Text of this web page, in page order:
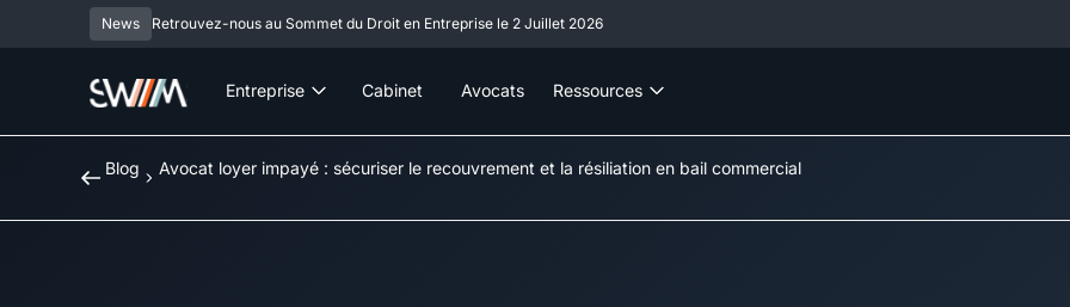
News Retrouvez-nous au Sommet du Droit en Entreprise le 2 Juillet 2026
Entreprise Cabinet Avocats Ressources
Blog Avocat loyer impayé : sécuriser le recouvrement et la résiliation en bail commercial